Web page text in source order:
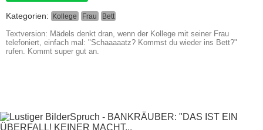
Kategorien: Kollege Frau Bett
Textversion: Mädels denkt dran, wenn der Kollege mit seiner Frau
telefoniert, einfach mal: "Schaaaaatz? Kommst du wieder ins Bett?"
rufen. Kommt super gut an.